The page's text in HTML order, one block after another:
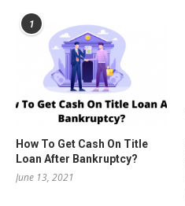
1
How To Get Cash On Title
Loan After Bankruptcy?
June 13, 2021